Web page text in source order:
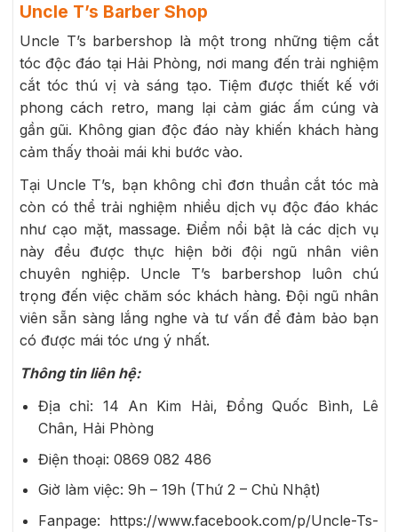
Uncle T’s Barber Shop
Uncle T’s barbershop là một trong những tiệm cắt
tóc độc đáo tại Hải Phòng, nơi mang đến trải nghiệm
cắt tóc thú vị và sáng tạo. Tiệm được thiết kế với
phong cách retro, mang lại cảm giác ấm cúng và
gần gũi. Không gian độc đáo này khiến khách hàng
cảm thấy thoải mái khi bước vào.
Tại Uncle T’s, bạn không chỉ đơn thuần cắt tóc mà
còn có thể trải nghiệm nhiều dịch vụ độc đáo khác
như cạo mặt, massage. Điểm nổi bật là các dịch vụ
này đều được thực hiện bởi đội ngũ nhân viên
chuyên nghiệp. Uncle T’s barbershop luôn chú
trọng đến việc chăm sóc khách hàng. Đội ngũ nhân
viên sẵn sàng lắng nghe và tư vấn để đảm bảo bạn
có được mái tóc ưng ý nhất.
Thông tin liên hệ:
Địa chỉ: 14 An Kim Hải, Đổng Quốc Bình, Lê
Chân, Hải Phòng
Điện thoại: 0869 082 486
Giờ làm việc: 9h – 19h (Thứ 2 – Chủ Nhật)
Fanpage: https://www.facebook.com/p/Uncle-Ts-